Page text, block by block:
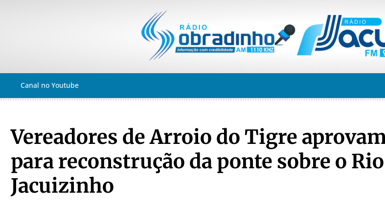
Canal no Youtube
Vereadores de Arroio do Tigre
para reconstrução da ponte sobre o Rio
Jacuizinho